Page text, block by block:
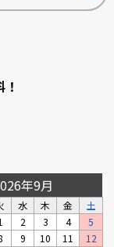
ー
品資源を利用して
年9月
水 木 金
土
2 3 4
5
9 10 11
12